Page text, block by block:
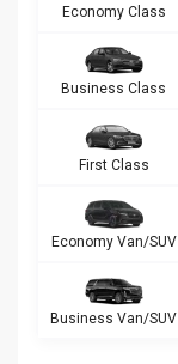
Economy Class
Business Class
First Class
Economy Van/SUV
Business Van/SUV